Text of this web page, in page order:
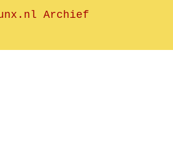
Archief